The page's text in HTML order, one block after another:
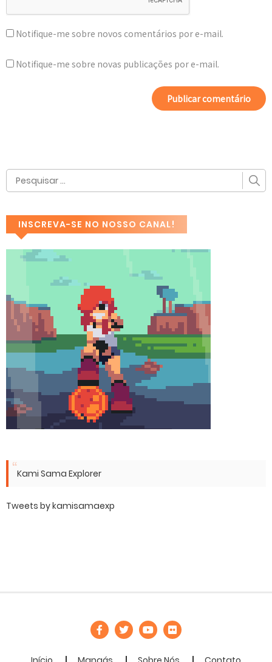
Notifique-me sobre novos comentários por e-mail.
Notifique-me sobre novas publicações por e-mail.
INSCREVA-SE NO NOSSO CANAL!
Kami Sama Explorer
Tweets by kamisamaexp